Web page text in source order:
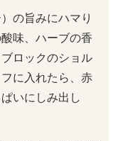
の旨みにハマり
味、ハーブの香
ロックのショル
に入れたら、赤
いにしみ出し